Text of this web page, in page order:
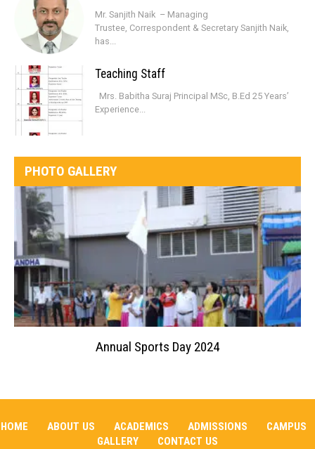
Mr. Sanjith Naik – Managing
Trustee, Correspondent & Secretary Sanjith Naik,
has...
Teaching Staff
Mrs. Babitha Suraj Principal MSc, B.Ed 25 Years’
Experience...
PHOTO GALLERY
Annual Sports Day 2024
HOME ABOUT US ACADEMICS ADMISSIONS
CAMPUS
GALLERY
CONTACT US